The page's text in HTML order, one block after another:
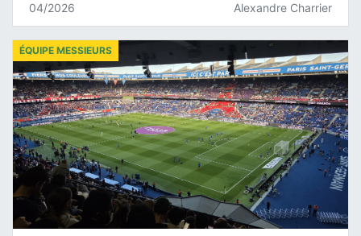
04/2026 Alexandre Charrier
ÉQUIPE MESSIEURS